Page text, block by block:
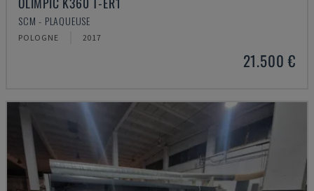
SCM - PLAQUEUSE
POLOGNE 2017
21.500 €